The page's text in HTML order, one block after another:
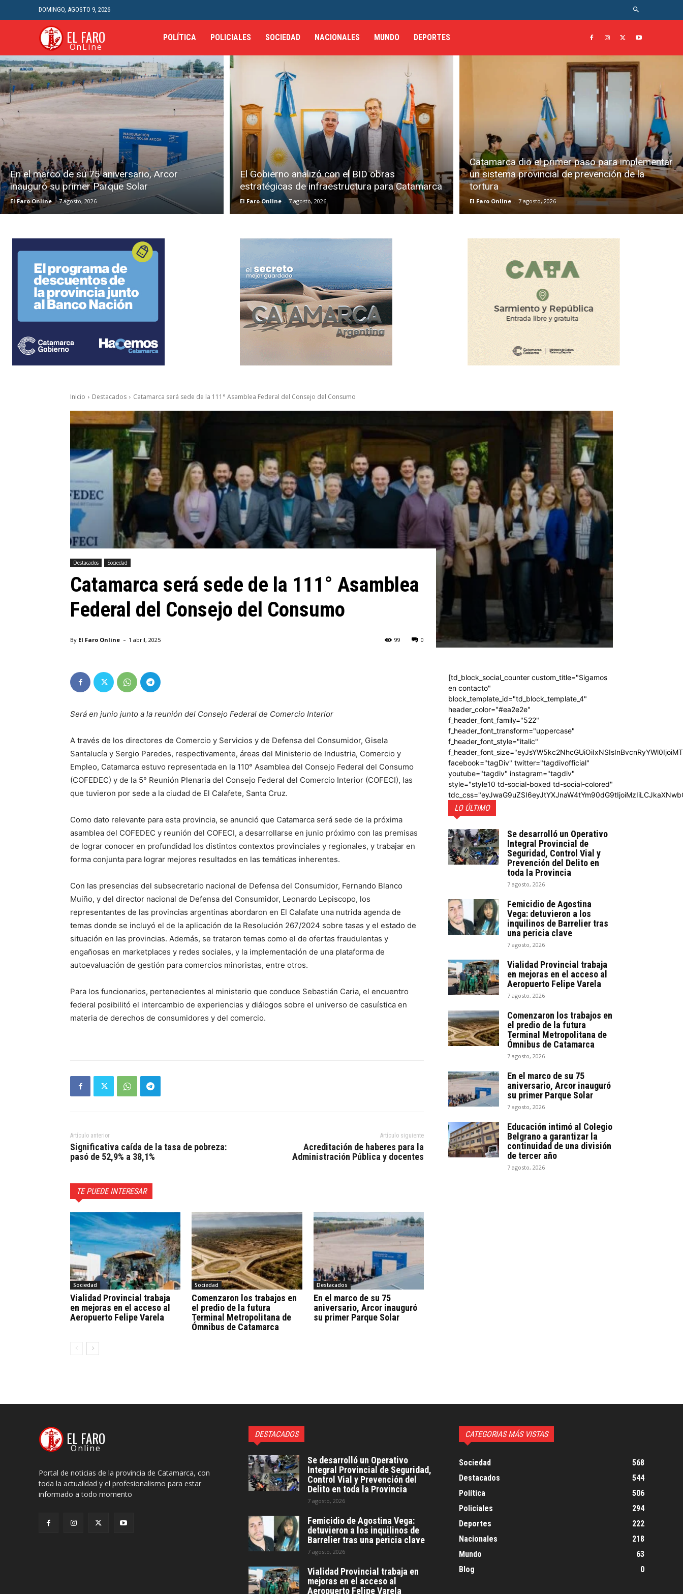
DOMINGO, AGOSTO 9, 2026
EL FARO
OnLine
POLÍTICA POLICIALES SOCIEDAD NACIONALES MUNDO DEPORTES
En el marco de su 75 aniversario, Arcor
inauguró su primer Parque Solar
El Faro Online - 7 agosto, 2026
El Gobierno analizó con el BID obras
estratégicas de infraestructura para Catamarca
El Faro Online - 7 agosto, 2026
Catamarca dio el primer paso para implementar
un sistema provincial de prevención de la
tortura
El Faro Online - 7 agosto, 2026
Inicio Destacados Catamarca será sede de la 111° Asamblea Federal del Consejo del Consumo
Destacados Sociedad
Catamarca será sede de la 111° Asamblea
Federal del Consejo del Consumo
By El Faro Online - 1 abril, 2025 0
99
Será en junio junto a la reunión del Consejo Federal de Comercio Interior
A través de los directores de Comercio y Servicios y de Defensa del Consumidor, Gisela
Santalucía y Sergio Paredes, respectivamente, áreas del Ministerio de Industria, Comercio y
Empleo, Catamarca estuvo representada en la 110° Asamblea del Consejo Federal del Consumo
(COFEDEC) y de la 5° Reunión Plenaria del Consejo Federal del Comercio Interior (COFECI), las
que tuvieron por sede a la ciudad de El Calafete, Santa Cruz.
Como dato relevante para esta provincia, se anunció que Catamarca será sede de la próxima
asamblea del COFEDEC y reunión del COFECI, a desarrollarse en junio próximo con las premisas
de lograr conocer en profundidad los distintos contextos provinciales y regionales, y trabajar en
forma conjunta para lograr mejores resultados en las temáticas inherentes.
Con las presencias del subsecretario nacional de Defensa del Consumidor, Fernando Blanco
Muiño, y del director nacional de Defensa del Consumidor, Leonardo Lepiscopo, los
representantes de las provincias argentinas abordaron en El Calafate una nutrida agenda de
temas donde se incluyó el de la aplicación de la Resolución 267/2024 sobre tasas y el estado de
situación en las provincias. Además, se trataron temas como el de ofertas fraudulentas y
engañosas en marketplaces y redes sociales, y la implementación de una plataforma de
autoevaluación de gestión para comercios minoristas, entre otros.
Para los funcionarios, pertenecientes al ministerio que conduce Sebastián Caria, el encuentro
federal posibilitó el intercambio de experiencias y diálogos sobre el universo de casuística en
materia de derechos de consumidores y del comercio.
Artículo anterior
Significativa caída de la tasa de pobreza:
pasó de 52,9% a 38,1%
Artículo siguiente
Acreditación de haberes para la
Administración Pública y docentes
TE PUEDE INTERESAR
Sociedad
Vialidad Provincial trabaja
en mejoras en el acceso al
Aeropuerto Felipe Varela
Sociedad
Comenzaron los trabajos en
el predio de la futura
Terminal Metropolitana de
Ómnibus de Catamarca
Destacados
En el marco de su 75
aniversario, Arcor inauguró
su primer Parque Solar
[td_block_social_counter custom_title="Sigamos
en contacto"
block_template_id="td_block_template_4"
header_color="#ea2e2e"
f_header_font_family="522"
f_header_font_transform="uppercase"
f_header_font_style="italic"
facebook="tagDiv" twitter="tagdivofficial"
youtube="tagdiv" instagram="tagdiv"
style="style10 td-social-boxed td-social-colored"
LO ÚLTIMO
Se desarrolló un Operativo
Integral Provincial de
Seguridad, Control Vial y
Prevención del Delito en
toda la Provincia
7 agosto, 2026
Femicidio de Agostina
Vega: detuvieron a los
inquilinos de Barrelier tras
una pericia clave
7 agosto, 2026
Vialidad Provincial trabaja
en mejoras en el acceso al
Aeropuerto Felipe Varela
7 agosto, 2026
Comenzaron los trabajos en
el predio de la futura
Terminal Metropolitana de
Ómnibus de Catamarca
7 agosto, 2026
En el marco de su 75
aniversario, Arcor inauguró
su primer Parque Solar
7 agosto, 2026
Educación intimó al Colegio
Belgrano a garantizar la
continuidad de una división
de tercer año
7 agosto, 2026
EL FARO
Online
Portal de noticias de la provincia de Catamarca, con
toda la actualidad y el profesionalismo para estar
informado a todo momento
DESTACADOS
Se desarrolló un Operativo
Integral Provincial de Seguridad,
Control Vial y Prevención del
Delito en toda la Provincia
7 agosto, 2026
Femicidio de Agostina Vega:
detuvieron a los inquilinos de
Barrelier tras una pericia clave
7 agosto, 2026
Vialidad Provincial trabaja en
mejoras en el acceso al
Aeropuerto Felipe Varela
CATEGORIAS MÁS VISTAS
Sociedad
568
Destacados
544
Política
506
Policiales
294
Deportes
222
Nacionales
218
Mundo
63
Blog
0